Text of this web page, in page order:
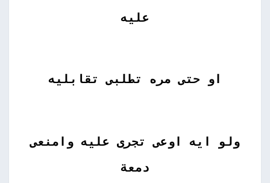
عليه
او حتى مره تطلبى تقابليه
ولو ايه اوعى تجرى عليه وامنعى
دمعة